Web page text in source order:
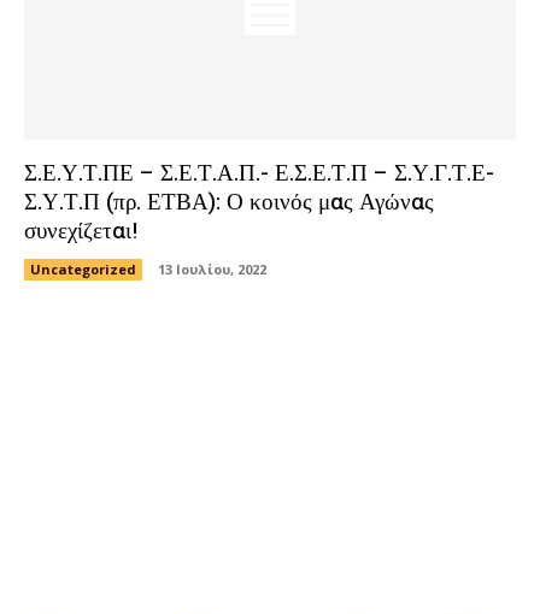
Σ.Ε.Υ.Τ.ΠΕ – Σ.Ε.Τ.Α.Π.- Ε.Σ.Ε.Τ.Π – Σ.Υ.Γ.Τ.Ε-
Σ.Υ.Τ.Π (πρ. ΕΤΒΑ): Ο κοινός μας Αγώνας
συνεχίζεται!
Uncategorized 13 Ιουλίου, 2022